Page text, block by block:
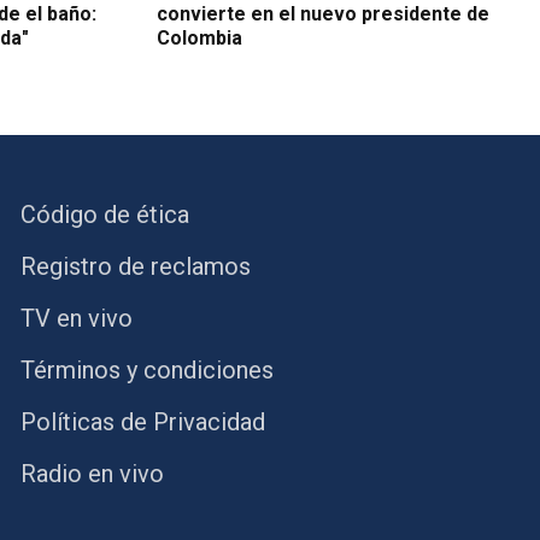
el baño:
convierte en el nuevo presidente de
Colombia
Código de ética
Registro de reclamos
TV en vivo
Términos y condiciones
Políticas de Privacidad
Radio en vivo